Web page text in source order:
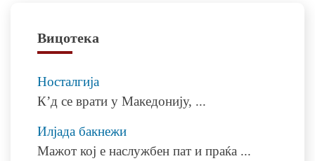
Вицотека
Носталгија
К’д се врати у Македонију, ...
Илјада бакнежи
Мажот кој е наслужбен пат и праќа ...